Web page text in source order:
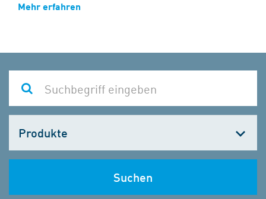
Mehr erfahren
wählen
Suchen